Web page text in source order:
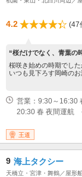
4.2 (47
“桜だけでなく、青葉の
桜咲き始めの時期でし
いつも見下ろす岡崎のお
営業：9:30～16:30 春 平成28年3月26日～5月8日まで運航 営業：
20:30 春 夜間運航
王道
9 海上タクシー
天橋立・宮津・舞鶴／屋形